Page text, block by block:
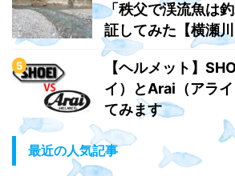
「秩父で渓流魚は
証してみた【横瀬川
【ヘルメット】
イ）とArai（アラ
てみます
最近の人気記事